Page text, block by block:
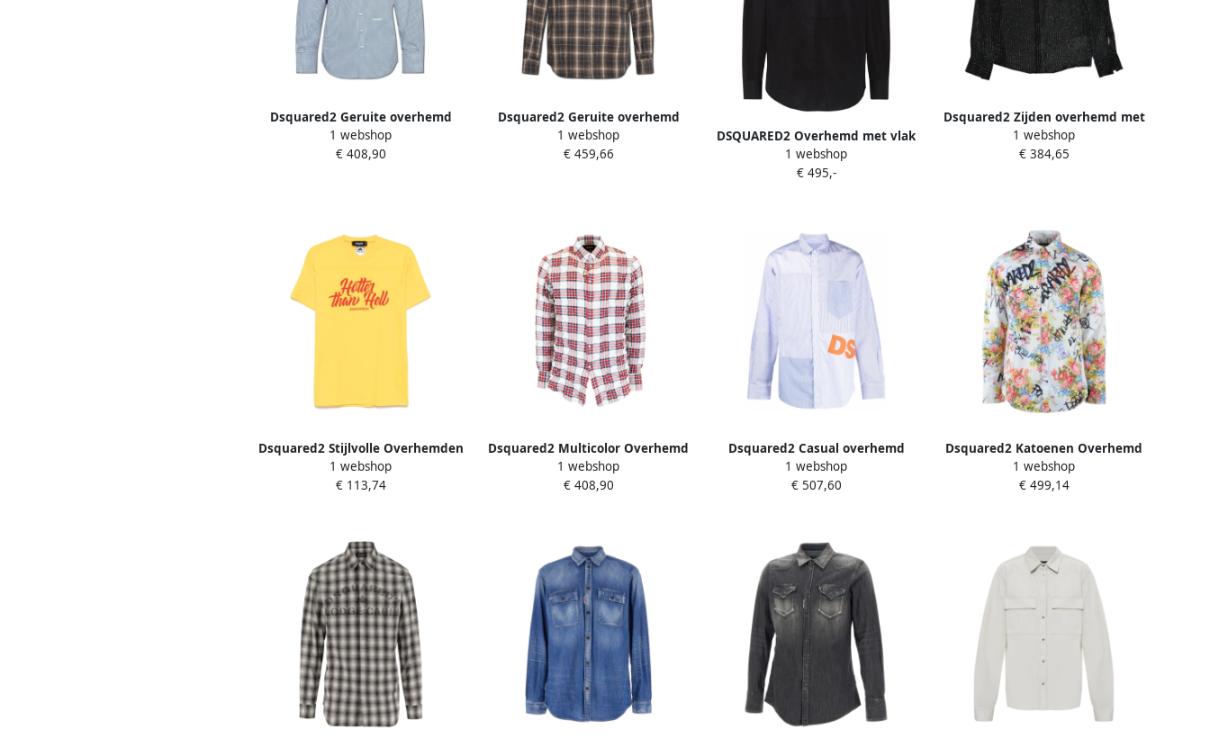
Dsquared2 Geruite overhemd
Multicolor Heren
1 webshop
€ 408,90
Dsquared2 Geruite overhemd
Brown Heren
1 webshop
€ 459,66
DSQUARED2 Overhemd met vlak
Zwart
1 webshop
€ 495,-
Dsquared2 Zijden overhemd met
glaskristalborduurwerk Black
Heren
1 webshop
€ 384,65
Dsquared2 Stijlvolle Overhemden
Collectie Yellow Heren
1 webshop
€ 113,74
Dsquared2 Multicolor Overhemd
voor Mannen Multicolor Heren
1 webshop
€ 408,90
Dsquared2 Casual overhemd
voor mannen Blue Heren
1 webshop
€ 507,60
Dsquared2 Katoenen Overhemd
Multicolor Heren
1 webshop
€ 499,14